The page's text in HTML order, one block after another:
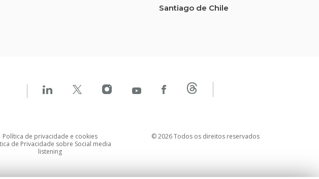
Santiago de Chile
Política de privacidade e cookies
de Privacidade sobre Social media
listening
© 2026 Todos os direitos reservados